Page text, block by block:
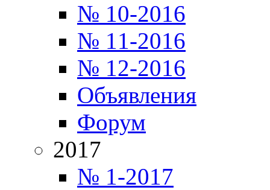
№ 10-2016
№ 11-2016
№ 12-2016
Объявления
Форум
2017
№ 1-2017